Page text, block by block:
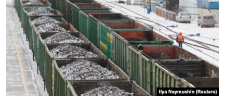
ကျော်
ကြည့်
ပင်မ
အ
ညွန်း
စာမျက်နှာ
အမေရိကန်သုံးအီဒီယံ
မကြေးမုံရဲ့ အင်္ဂလိပ်စာ
ရုပ်ရှင်ထဲက အင်္ဂလိပ်စာ
သုတပဒေသာ အင်္ဂလိပ်စာ
အပတ်စဉ်ကဏ္ဍများ
ရေဒီယို
တီဗွီ
ရေဒီယိုနှင့်ရုပ်သံ အချက်အလက်များ
ရေဒီယို/တီဗွီအစီအစဉ်
Learning English